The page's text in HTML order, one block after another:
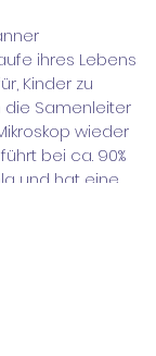
ihres Lebens
Kinder zu
die Samenleiter
wieder
bei ca. 90%
und hat eine